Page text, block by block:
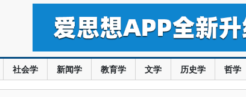
社会学 新闻学 教育学 文学 历史学 哲学